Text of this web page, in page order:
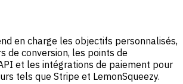
en charge les objectifs personnalisés,
de conversion, les points de
et les intégrations de paiement pour
tels que Stripe et LemonSqueezy.